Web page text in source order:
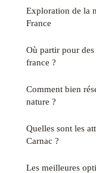
Exploration de la
France
Où partir pour
france ?
Comment bien
nature ?
Quelles sont les
Carnac ?
Les meilleures